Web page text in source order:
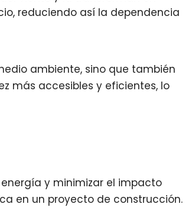
reduciendo así la dependencia
ambiente, sino que también
más accesibles y eficientes, lo
y minimizar el impacto
en un proyecto de construcción.